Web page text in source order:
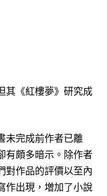
其《紅樓夢》研究成
未完成前作者已離
有頗多暗示。除作者
對作品的評價以至內
作出現，増加了小說